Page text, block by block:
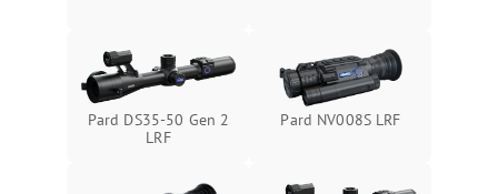
Pard DS35-50 Gen 2
LRF
Pard NV008S LRF